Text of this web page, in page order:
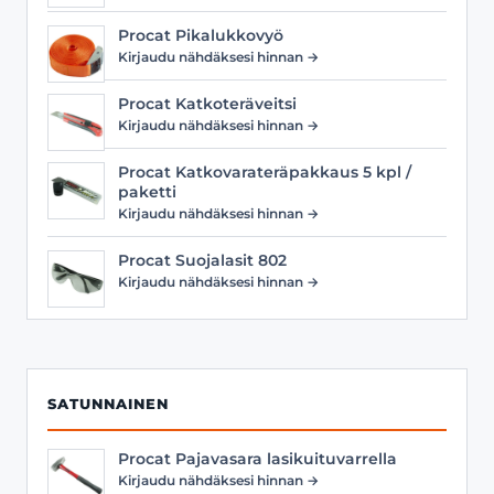
Procat Pikalukkovyö
Kirjaudu nähdäksesi hinnan →
Procat Katkoteräveitsi
Kirjaudu nähdäksesi hinnan →
Procat Katkovarateräpakkaus 5 kpl /
paketti
Kirjaudu nähdäksesi hinnan →
Procat Suojalasit 802
Kirjaudu nähdäksesi hinnan →
SATUNNAINEN
Procat Pajavasara lasikuituvarrella
Kirjaudu nähdäksesi hinnan →